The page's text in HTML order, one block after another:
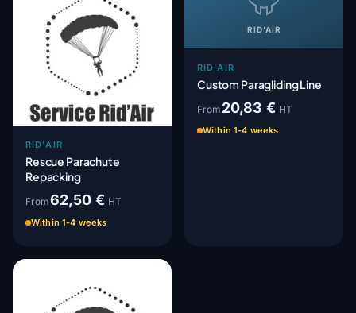
RID'AIR
Rescue Parachute
Repacking
From62,50 € HT
Within 1-4 weeks
RID'AIR
RID'AIR
Custom Paragliding Line
From 20,83 € HT
Within 1-4 weeks